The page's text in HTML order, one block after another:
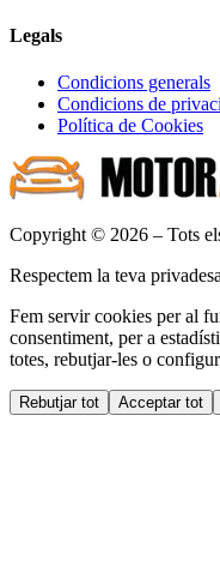
Legals
Condicions generals
Condicions de
Política de Cookies
Copyright © 2026 – Tots
Respectem la teva privadesa
Fem servir cookies per al
consentiment, per a
totes, rebutjar-les o
Rebutjar tot Acceptar tot